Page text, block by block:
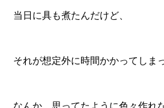
当日に具も煮たんだけど、
それが想定外に時間かかってしま
なんか、思ってたように色々作れ